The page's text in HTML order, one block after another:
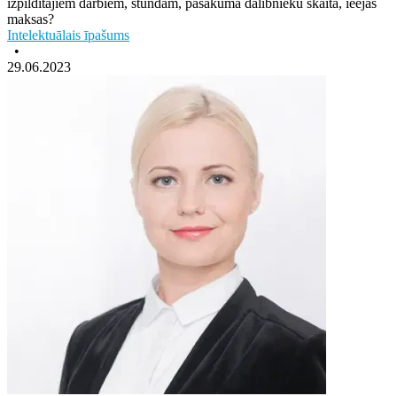
maksas?
Intelektuālais īpašums
•
29.06.2023